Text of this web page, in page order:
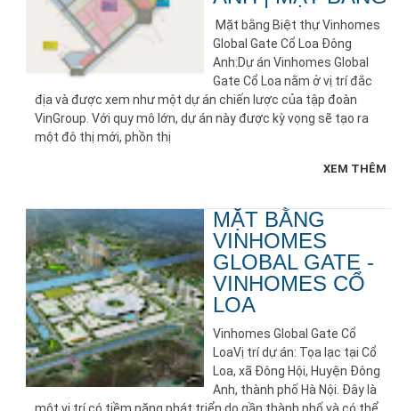
Mặt bằng Biệt thự Vinhomes
Global Gate Cổ Loa Đông
Anh:Dự án Vinhomes Global
Gate Cổ Loa nằm ở vị trí đắc
địa và được xem như một dự án chiến lược của tập đoàn
VinGroup. Với quy mô lớn, dự án này được kỳ vọng sẽ tạo ra
một đô thị mới, phồn thị
XEM THÊM
MẶT BẰNG
VINHOMES
GLOBAL GATE -
VINHOMES CỔ
LOA
Vinhomes Global Gate Cổ
LoaVị trí dự án: Tọa lạc tại Cổ
Loa, xã Đông Hội, Huyện Đông
Anh, thành phố Hà Nội. Đây là